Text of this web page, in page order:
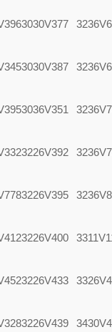
3030V377
3030V387
3036V351
3226V392
3226V395
3226V400
3226V433
3226V439